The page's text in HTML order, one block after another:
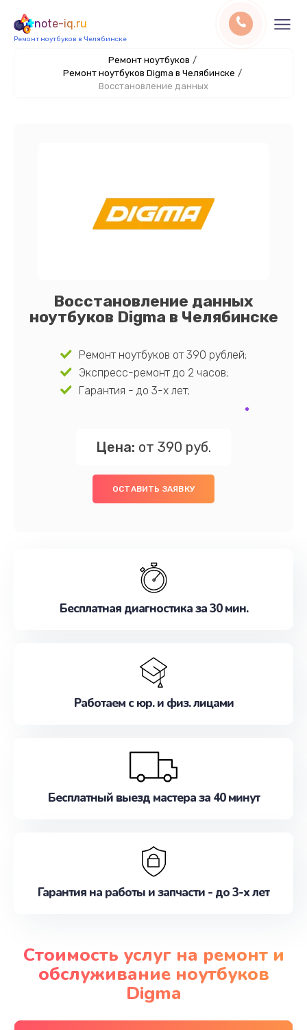
note-iq.ru
Ремонт ноутбуков в Челябинске
Ремонт ноутбуков /
Ремонт ноутбуков Digma в Челябинске /
Восстановление данных
Восстановление данных
ноутбуков Digma в Челябинске
Ремонт ноутбуков от 390 рублей;
Экспресс-ремонт до 2 часов;
Гарантия - до 3-х лет;
Цена: от 390 руб.
ОСТАВИТЬ ЗАЯВКУ
Бесплатная диагностика за 30 мин.
Работаем с юр. и физ. лицами
Бесплатный выезд мастера за 40 минут
Гарантия на работы и запчасти - до 3-х лет
Стоимость услуг на ремонт и
обслуживание ноутбуков
Digma